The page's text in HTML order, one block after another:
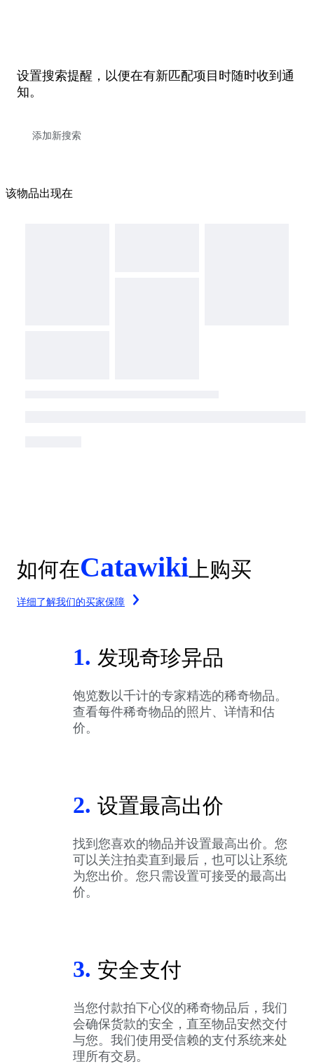
设置搜索提醒，以便在有新匹配项目时随时收到通
知。
该物品出现在
如何在Catawiki 上购买
详细了解我们的买家保障
1. 发现奇珍异品
饱览数以千计的专家精选的稀奇物品。
查看每件稀奇物品的照片、详情和估
价。
2. 设置最高出价
找到您喜欢的物品并设置最高出价。您
可以关注拍卖直到最后，也可以让系统
为您出价。您只需设置可接受的最高出
价。
3. 安全支付
当您付款拍下心仪的稀奇物品后，我们
会确保货款的安全，直至物品安然交付
与您。我们使用受信赖的支付系统来处
理所有交易。